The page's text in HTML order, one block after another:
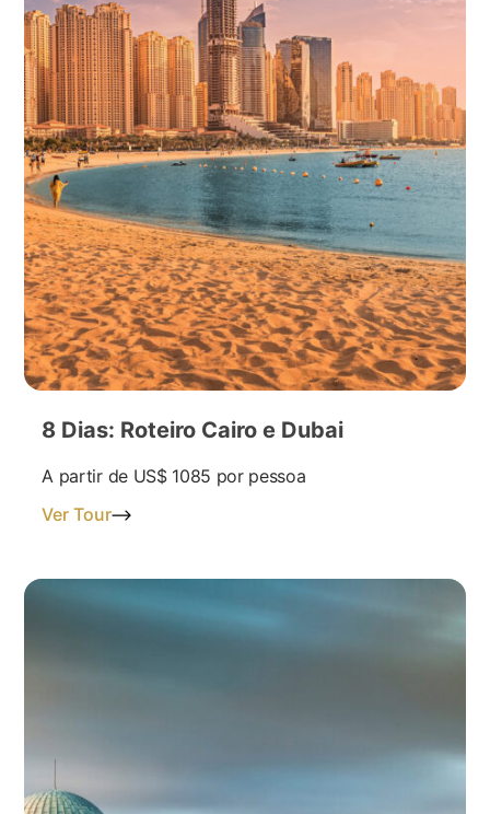
8 Dias: Roteiro Cairo e Dubai
A partir de US$ 1085 por pessoa
Ver Tour